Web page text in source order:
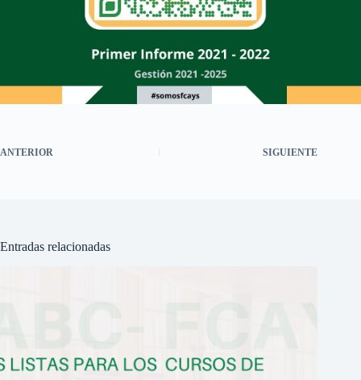
ANTERIOR SIGUIENTE
Entradas relacionadas